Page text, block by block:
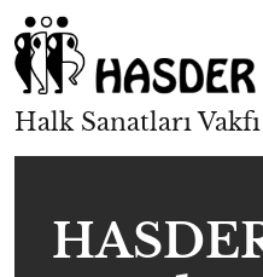
Halk Sanatları